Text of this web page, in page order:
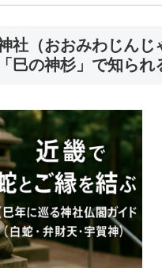
社（おおみわじん
巳の神杉」で知られ